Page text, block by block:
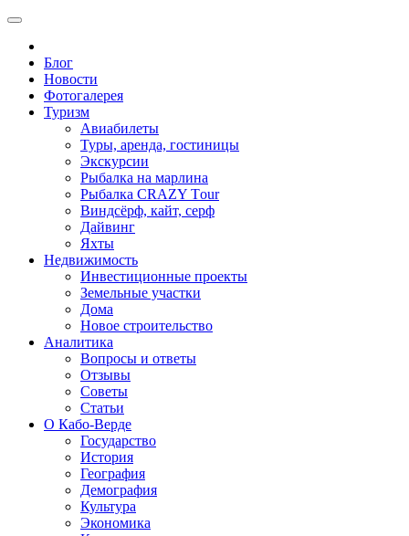
Блог
Новости
Фотогалерея
Туризм
Авиабилеты
Туры, аренда, гостиницы
Экскурсии
Рыбалка на марлина
Рыбалка CRAZY Тour
Виндсёрф, кайт, серф
Дайвинг
Яхты
Недвижимость
Инвестиционные проекты
Земельные участки
Дома
Новое строительство
Аналитика
Вопросы и ответы
Отзывы
Советы
Статьи
О Кабо-Верде
Государство
История
География
Демография
Культура
Экономика